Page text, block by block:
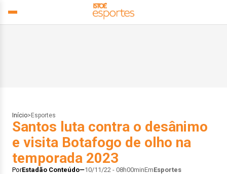
Início> Esportes
Santos luta contra o desânimo
e visita Botafogo de olho na
temporada 2023
PorEstadão Conteúdo 10/11/22 - 08h00minEmEsportes